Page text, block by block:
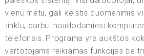
vienu metu, gali keistis duomenimis
tinklu, darbui naudodamiesi
telefonais. Programa yra aukštos
vartotojams reikiamas funkcijas be